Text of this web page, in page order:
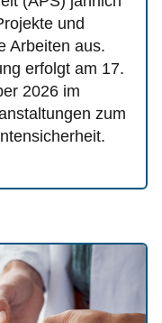
und
Arbeiten aus.
erfolgt am 17.
2026 im
zum